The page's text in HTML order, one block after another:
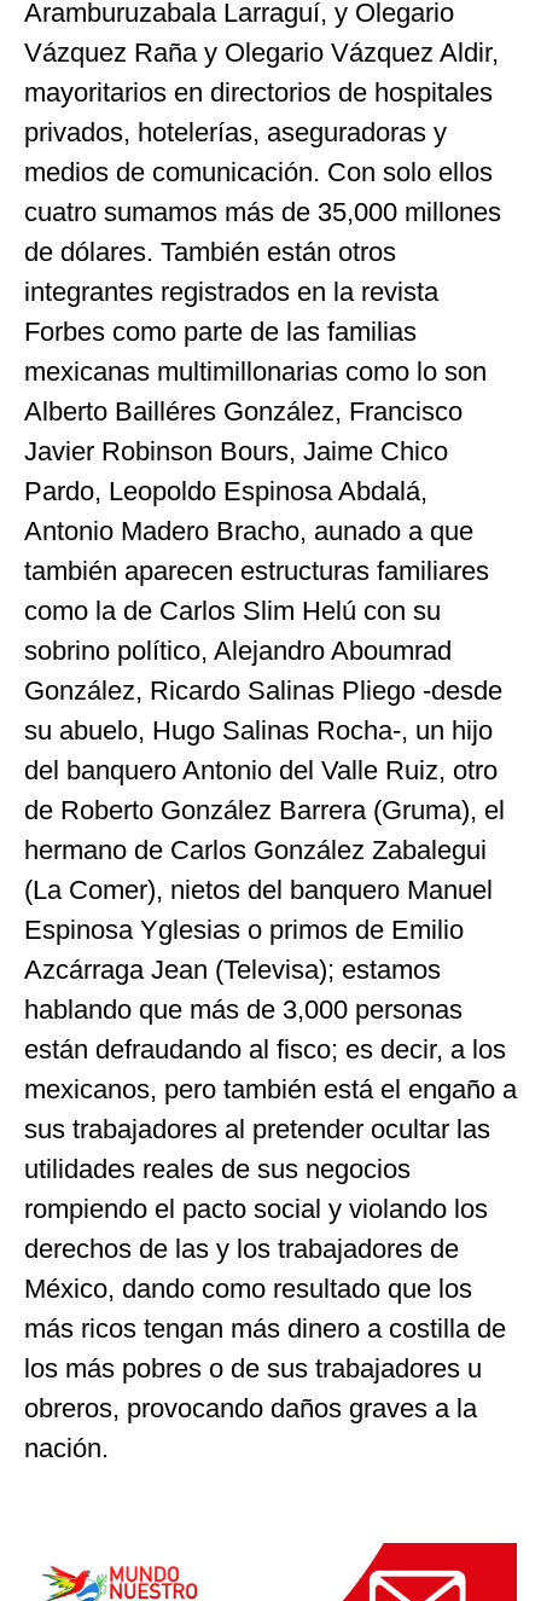
Aramburuzabala Larraguí, y Olegario
Vázquez Raña y Olegario Vázquez Aldir,
mayoritarios en directorios de hospitales
privados, hotelerías, aseguradoras y
medios de comunicación. Con solo ellos
cuatro sumamos más de 35,000 millones
de dólares. También están otros
integrantes registrados en la revista
Forbes como parte de las familias
mexicanas multimillonarias como lo son
Alberto Bailléres González, Francisco
Javier Robinson Bours, Jaime Chico
Pardo, Leopoldo Espinosa Abdalá,
Antonio Madero Bracho, aunado a que
también aparecen estructuras familiares
como la de Carlos Slim Helú con su
sobrino político, Alejandro Aboumrad
González, Ricardo Salinas Pliego -desde
su abuelo, Hugo Salinas Rocha-, un hijo
del banquero Antonio del Valle Ruiz, otro
de Roberto González Barrera (Gruma), el
hermano de Carlos González Zabalegui
(La Comer), nietos del banquero Manuel
Espinosa Yglesias o primos de Emilio
Azcárraga Jean (Televisa); estamos
hablando que más de 3,000 personas
están defraudando al fisco; es decir, a los
mexicanos, pero también está el engaño a
sus trabajadores al pretender ocultar las
utilidades reales de sus negocios
rompiendo el pacto social y violando los
derechos de las y los trabajadores de
México, dando como resultado que los
más ricos tengan más dinero a costilla de
los más pobres o de sus trabajadores u
obreros, provocando daños graves a la
nación.